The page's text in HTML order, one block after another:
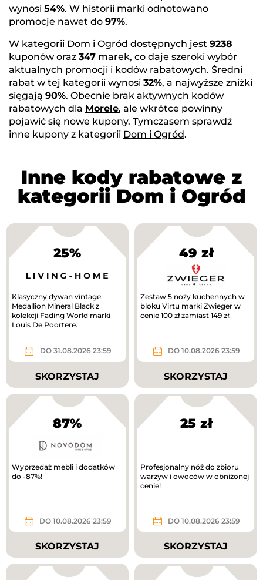
wynosi 54%. W historii marki odnotowano
promocje nawet do 97%.
W kategorii Dom i Ogród dostępnych jest 9238
kuponów oraz 347 marek, co daje szeroki wybór
aktualnych promocji i kodów rabatowych. Średni
rabat w tej kategorii wynosi 32%, a najwyższe zniżki
sięgają 90%. Obecnie brak aktywnych kodów
rabatowych dla Morele, ale wkrótce powinny
pojawić się nowe kupony. Tymczasem sprawdź
inne kupony z kategorii Dom i Ogród.
Inne kody rabatowe z
kategorii Dom i Ogród
25%
Klasyczny dywan vintage
Medallion Mineral Black z
kolekcji Fading World marki
Louis De Poortere.
DO 31.08.2026 23:59
SKORZYSTAJ
49 zł
Zestaw 5 noży kuchennych w
bloku Virtu marki Zwieger w
cenie 100 zł zamiast 149 zł.
DO 10.08.2026 23:59
SKORZYSTAJ
87%
Wyprzedaż mebli i dodatków
do -87%!
DO 10.08.2026 23:59
SKORZYSTAJ
25 zł
Profesjonalny nóż do zbioru
warzyw i owoców w obniżonej
cenie!
DO 10.08.2026 23:59
SKORZYSTAJ